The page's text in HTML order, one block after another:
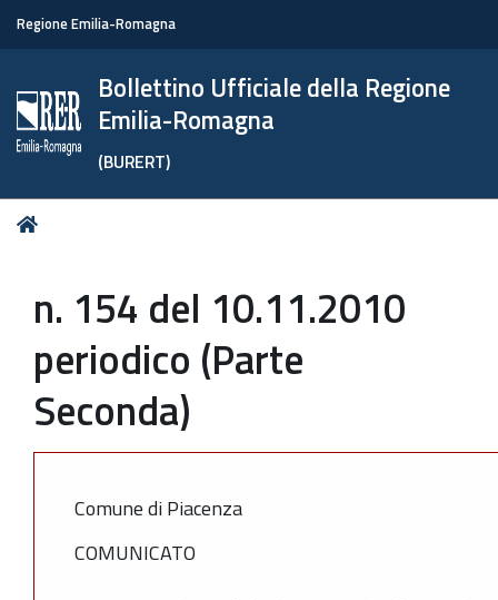
Regione Emilia-Romagna
Bollettino Ufficiale della Regione
Emilia-Romagna
(BURERT)
Tu
n. 154 del 10.11.2010
periodico (Parte
Seconda)
Comune di Piacenza
COMUNICATO